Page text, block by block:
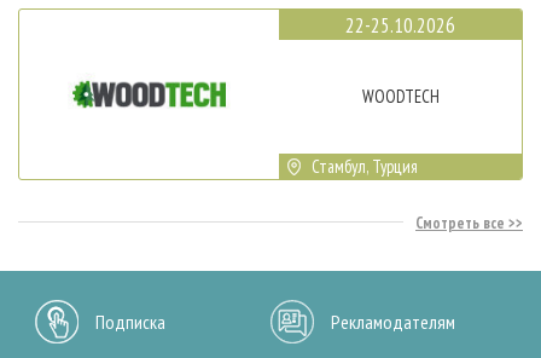
22-25.10.2026
WOODTECH
Стамбул, Турция
Смотреть все
Подписка Рекламодателям